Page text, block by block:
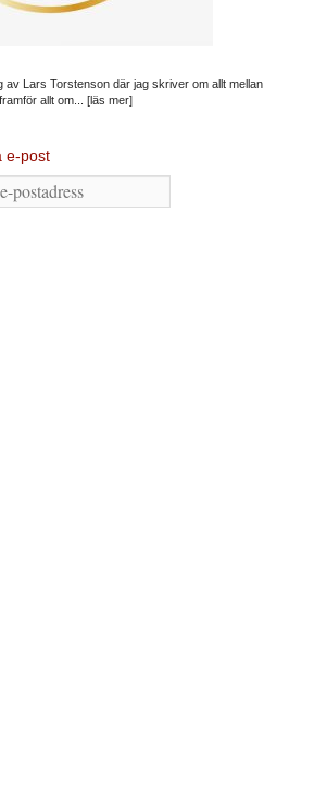
av Lars Torstenson där jag skriver om allt mellan
allt om... [läs mer]
e-post